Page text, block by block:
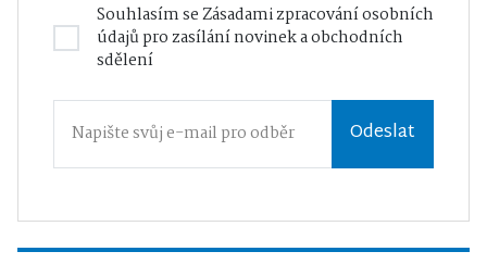
Souhlasím seZásadami zpracování osobních
údajůpro zasílání novinek a obchodních
sdělení
Odeslat